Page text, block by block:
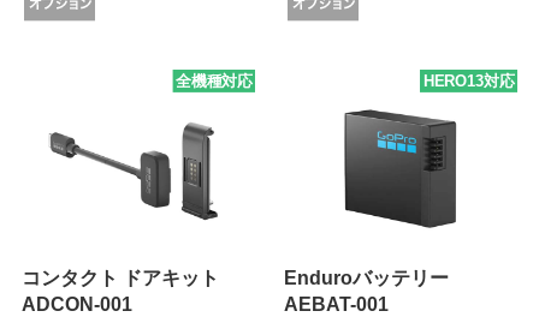
コンタクト ドアキット
ADCON-001
全機種対応
Enduroバッテリー
AEBAT-001
HERO13対応